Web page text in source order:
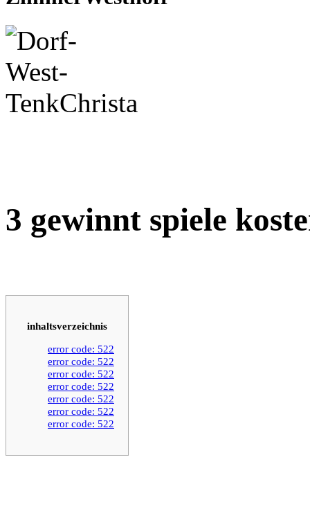
3 gewinnt spiele
inhaltsverzeichnis
error code: 522
error code: 522
error code: 522
error code: 522
error code: 522
error code: 522
error code: 522